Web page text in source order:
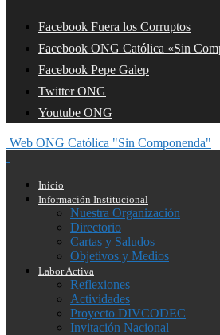
Facebook Fuera los Corruptos
Facebook ONG Católica «Sin
Facebook Pepe Galep
Twitter ONG
Youtube ONG
Web ONG Católica "Sin Componenda"
Inicio
Información Institucional
Nuestra Organización
Directorio
Cartas y Saludos
Objetivos y Medios
Labor Activa
Reflexiones
Actividades
Proyecto DIVCODEC
Invitación Nacional